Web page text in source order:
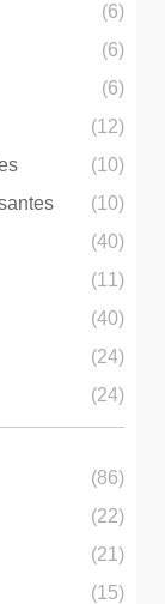
(6)
(6)
(6)
(12)
(10)
(10)
(40)
(11)
(40)
(24)
(24)
(86)
(22)
(21)
(15)